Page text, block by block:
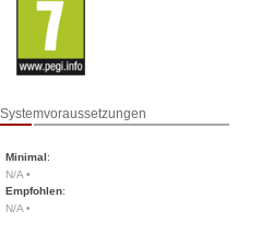
Systemvoraussetzungen
Minimal:
N/A •
Empfohlen:
N/A •